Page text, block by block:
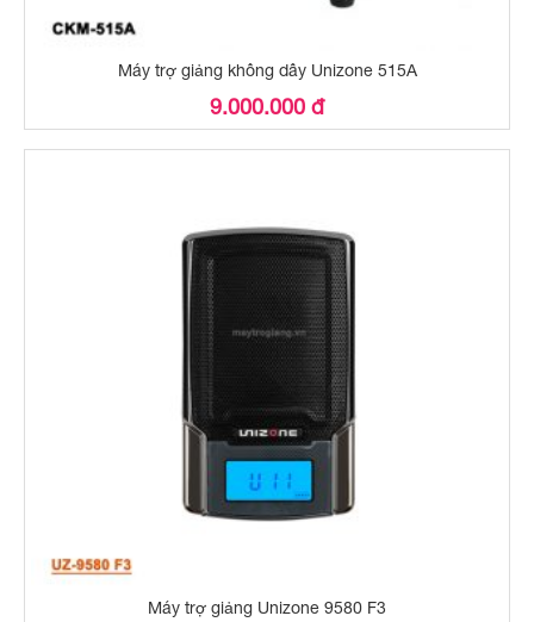
Máy trợ giảng không dây Unizone 515A
9.000.000 đ
Máy trợ giảng Unizone 9580 F3